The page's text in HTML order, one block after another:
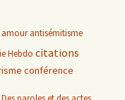
amour antisémitisme
Hebdo citations
conférence